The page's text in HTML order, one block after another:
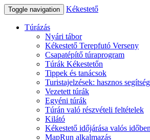
Toggle navigation Kékestető
Túrázás
Nyári tábor
Kékestető Terepfutó Verseny
Csapatépítő túraprogram
Túrák Kékestetőn
Tippek és tanácsok
Turistajelzések: hasznos
Vezetett túrák
Egyéni túrák
Túrán való részvételi feltételek
Kilátó
Kékestető időjárása valós időben
MapRun alkalmazás